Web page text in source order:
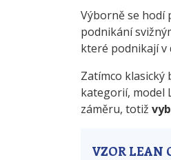
Výborně se hodí
podnikání
které podnikají v
Zatímco klasický
kategorií, model
záměru, totiž
VZOR LEAN